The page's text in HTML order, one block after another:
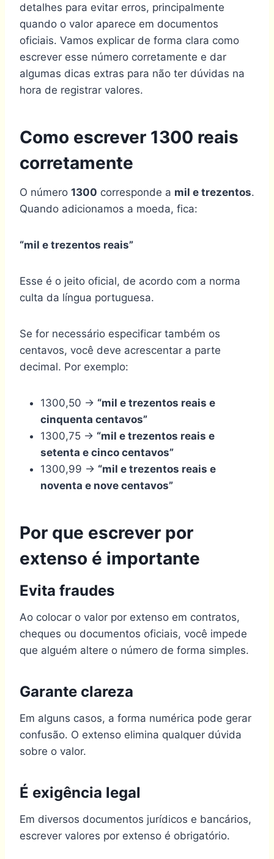
detalhes para evitar erros, principalmente
quando o valor aparece em documentos
oficiais. Vamos explicar de forma clara como
escrever esse número corretamente e dar
algumas dicas extras para não ter dúvidas na
hora de registrar valores.
Como escrever 1300 reais
corretamente
O número 1300 corresponde a mil e trezentos.
Quando adicionamos a moeda, fica:
“mil e trezentos reais”
Esse é o jeito oficial, de acordo com a norma
culta da língua portuguesa.
Se for necessário especificar também os
centavos, você deve acrescentar a parte
decimal. Por exemplo:
1300,50 → “mil e trezentos reais e
cinquenta centavos”
1300,75 → “mil e trezentos reais e
setenta e cinco centavos”
1300,99 → “mil e trezentos reais e
noventa e nove centavos”
Por que escrever por
extenso é importante
Evita fraudes
Ao colocar o valor por extenso em contratos,
cheques ou documentos oficiais, você impede
que alguém altere o número de forma simples.
Garante clareza
Em alguns casos, a forma numérica pode gerar
confusão. O extenso elimina qualquer dúvida
sobre o valor.
É exigência legal
Em diversos documentos jurídicos e bancários,
escrever valores por extenso é obrigatório.